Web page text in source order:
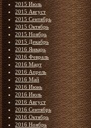
2015 Июль
2015 Август
2015 Сентябрь
2015 Октябрь
2015 Ноябрь
2015 Декабрь
2016 Январь
2016 Февраль
2016 Март
2016 Апрель
2016 Май
2016 Июнь
2016 Июль
2016 Август
2016 Сентябрь
2016 Октябрь
2016 Ноябрь